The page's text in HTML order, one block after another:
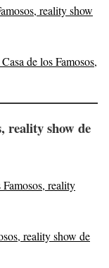
reality show
de los Famosos,
, reality show de
reality
reality show de